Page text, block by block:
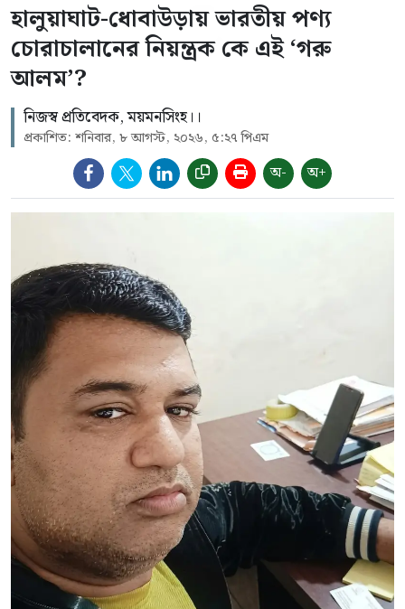
হালুয়াঘাট-ধোবাউড়ায় ভারতীয় পণ্য
চোরাচালানের নিয়ন্ত্রক কে এই ‘গরু
আলম’?
নিজস্ব প্রতিবেদক, ময়মনসিংহ।।
প্রকাশিত: শনিবার, ৮ আগস্ট, ২০২৬, ৫:২৭ পিএম
অ- অ+